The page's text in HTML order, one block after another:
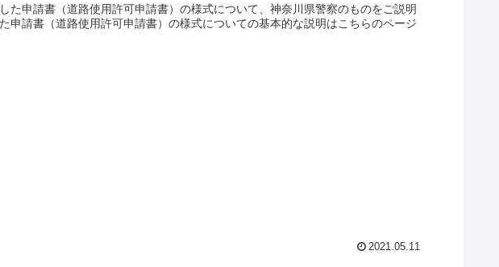
た申請書（道路使用許可申請書）の様式について、神奈川県警察のものをご説明
請書（道路使用許可申請書）の様式についての基本的な説明はこちらのページ
2021.05.11